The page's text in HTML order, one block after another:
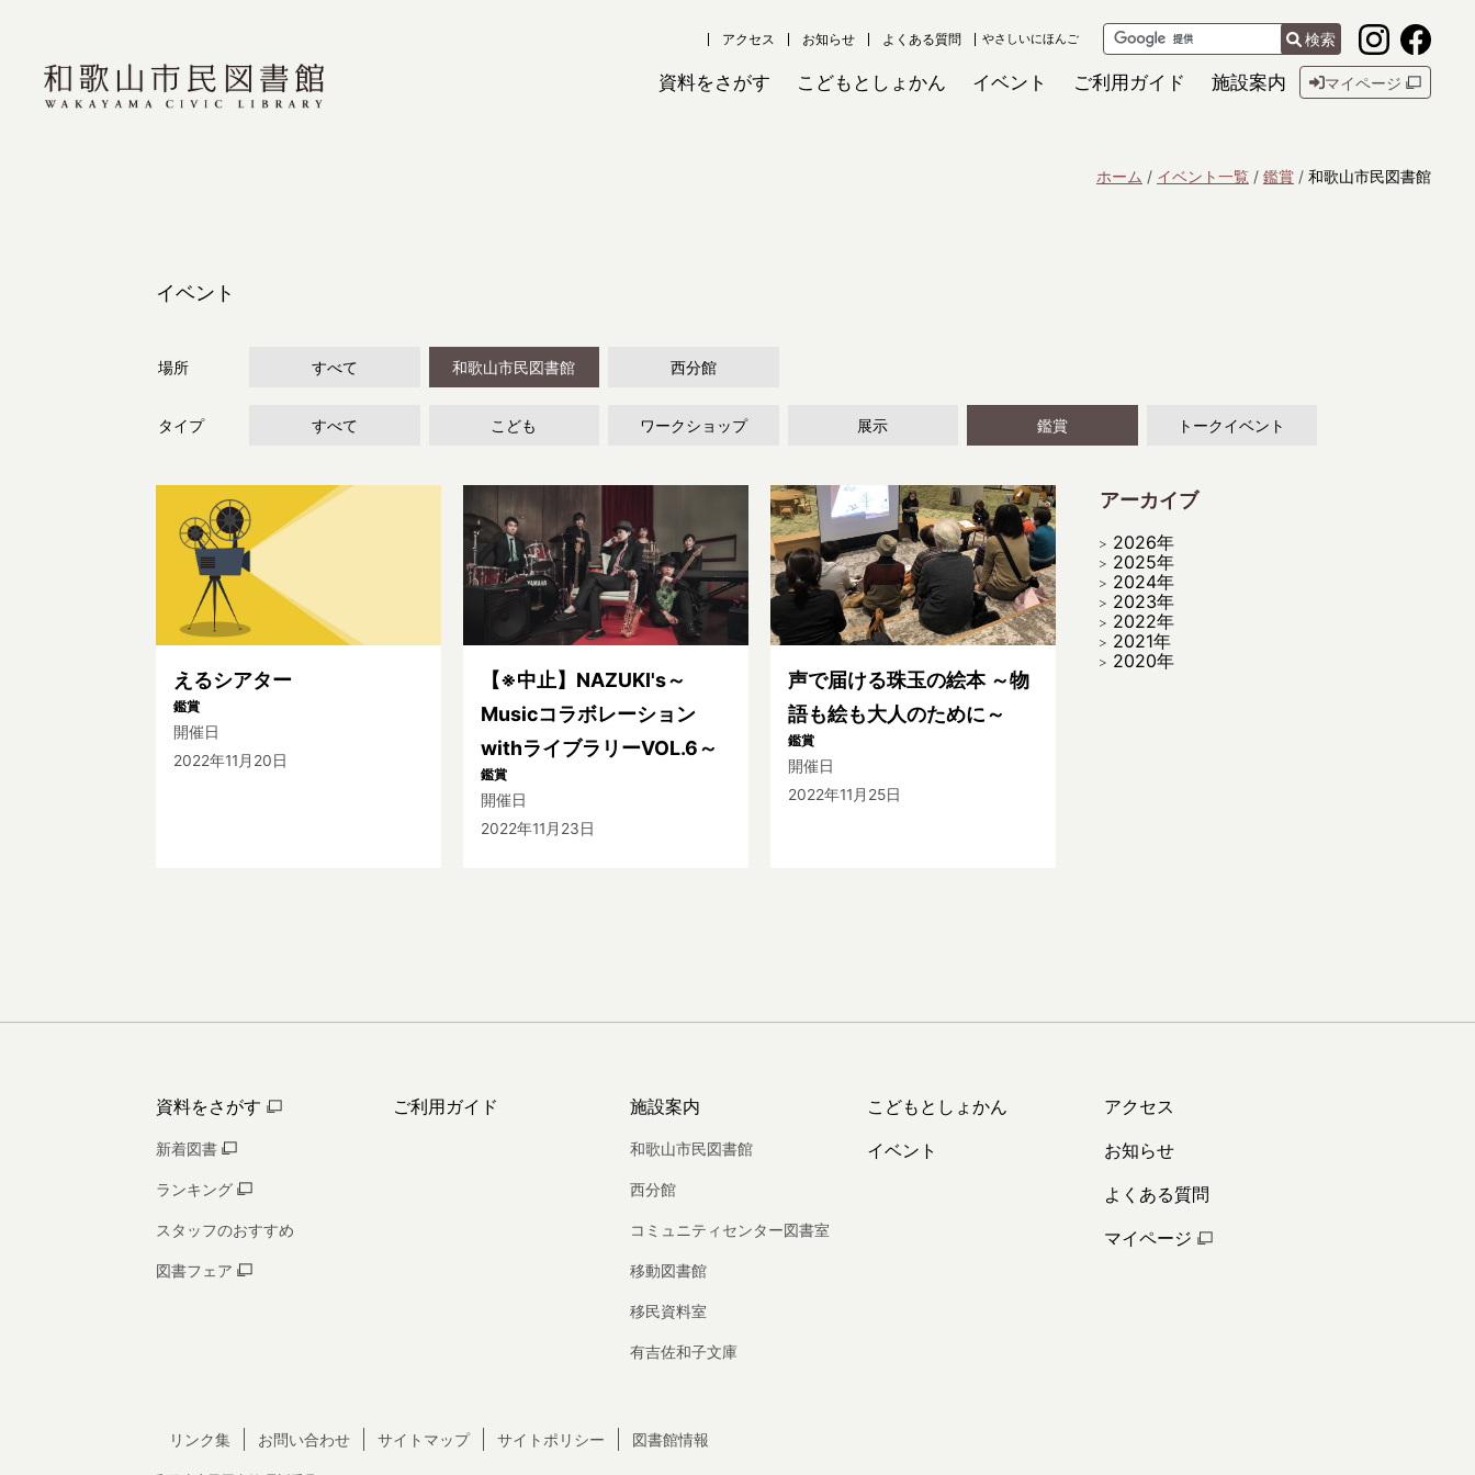
アクセス お知らせ よくある質問 やさしいにほんご 検索
資料をさがす こどもとしょかん イベント ご利用ガイド 施設案内 マイページ
ホーム イベント一覧 鑑賞 和歌山市民図書館
イベント
場所 すべて 和歌山市民図書館 西分館
タイプ すべて こども ワークショップ 展示 鑑賞 トークイベント
えるシアター
鑑賞
開催日
2022年11月20日
【※中止】NAZUKI's～
Musicコラボレーション
withライブラリーVOL.6～
鑑賞
開催日
2022年11月23日
声で届ける珠玉の絵本 ～物
語も絵も大人のために～
鑑賞
開催日
2022年11月25日
アーカイブ
2026年
2025年
2024年
2023年
2022年
2021年
2020年
資料をさがす
新着図書
ランキング
スタッフのおすすめ
図書フェア
ご利用ガイド 施設案内
和歌山市民図書館
西分館
コミュニティセンター図書室
移動図書館
移民資料室
有吉佐和子文庫
こどもとしょかん
イベント
アクセス
お知らせ
よくある質問
マイページ
リンク集 お問い合わせ サイトマップ サイトポリシー 図書館情報